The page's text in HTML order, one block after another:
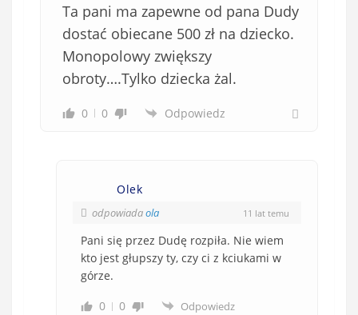
Ta pani ma zapewne od pana Dudy
dostać obiecane 500 zł na dziecko.
Monopolowy zwiększy
obroty….Tylko dziecka żal.
0 0 Odpowiedz
Olek
odpowiadaola 11 lat temu
Pani się przez Dudę rozpiła. Nie wiem
kto jest głupszy ty, czy ci z kciukami w
górze.
0
0 Odpowiedz